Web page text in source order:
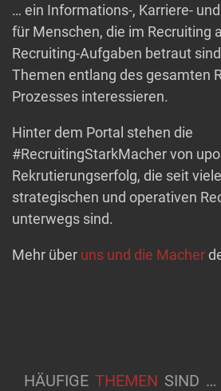
… ein Informations-, Karriere-
für Menschen, die im Recruiting
Recruiting-Aufgaben betraut
Themen entlang des gesamten
Prozesses interessieren.
Hinter dem Portal stehen die
#RecruitingStarkMacher von
Rekrutierungserfolg, die seit
strategischen und operativen
unterwegs sind.
Mehr über uns und die Macher
HÄUFIGE THEMEN SIND …